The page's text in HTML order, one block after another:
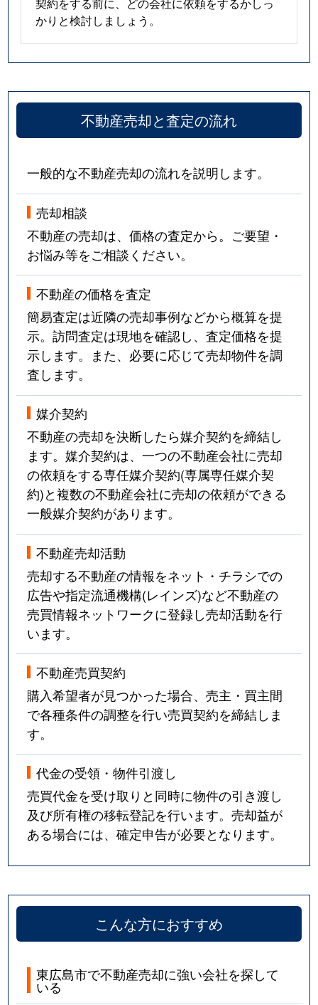
かりと検討しましょう。
不動産売却と査定の流れ
一般的な不動産売却の流れを説明します。
売却相談
不動産の売却は、価格の査定から。ご要望・
お悩み等をご相談ください。
不動産の価格を査定
簡易査定は近隣の売却事例などから概算を提
示。訪問査定は現地を確認し、査定価格を提
示します。また、必要に応じて売却物件を調
査します。
媒介契約
不動産の売却を決断したら媒介契約を締結し
ます。媒介契約は、一つの不動産会社に売却
の依頼をする専任媒介契約(専属専任媒介契
約)と複数の不動産会社に売却の依頼ができる
一般媒介契約があります。
不動産売却活動
売却する不動産の情報をネット・チラシでの
広告や指定流通機構(レインズ)など不動産の
売買情報ネットワークに登録し売却活動を行
います。
不動産売買契約
購入希望者が見つかった場合、売主・買主間
で各種条件の調整を行い売買契約を締結しま
す。
代金の受領・物件引渡し
売買代金を受け取りと同時に物件の引き渡し
及び所有権の移転登記を行います。売却益が
ある場合には、確定申告が必要となります。
こんな方におすすめ
東広島市で不動産売却に強い会社を探して
いる